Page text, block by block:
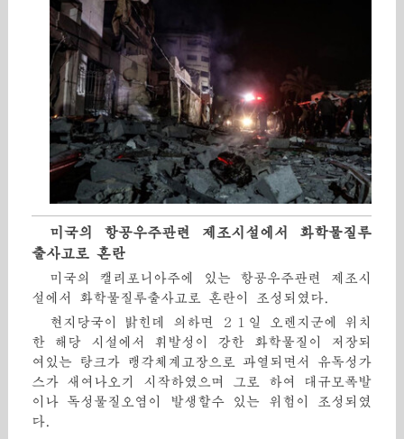
미국의 항공우주관련 제조시설에서 화학물질루
출사고로 혼란
미국의 캘리포니아주에 있는 항공우주관련 제조시
설에서 화학물질루출사고로 혼란이 조성되였다.
현지당국이 밝힌데 의하면 ２１일 오렌지군에 위치
한 해당 시설에서 휘발성이 강한 화학물질이 저장되
여있는 탕크가 랭각체계고장으로 과열되면서 유독성가
스가 새여나오기 시작하였으며 그로 하여 대규모폭발
이나 독성물질오염이 발생할수 있는 위험이 조성되였
다.